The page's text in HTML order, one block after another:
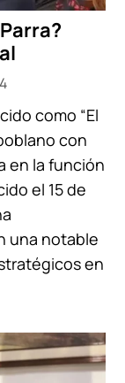
como “El
con
en la función
el 15 de
una notable
en